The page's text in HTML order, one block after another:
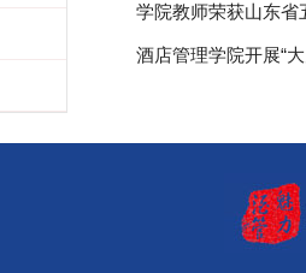
学院教师荣获山东省
酒店管理学院开展“